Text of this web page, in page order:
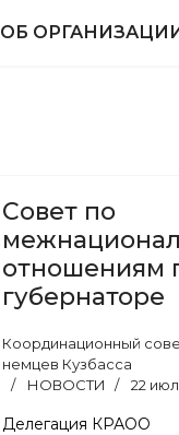
ОБ
Совет по
отношениям
губернаторе
Координационный
немцев Кузбасса
НОВОСТИ
22
Делегация КРАОО